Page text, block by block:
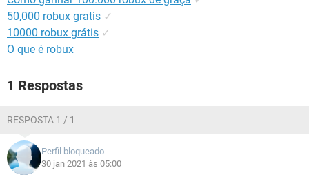
50,000 robux gratis ✓
10000 robux grátis ✓
O que é robux
1 Respostas
RESPOSTA 1 / 1
Perfil bloqueado
30 jan 2021 às 05:00